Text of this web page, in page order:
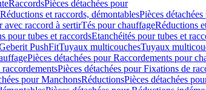
RaccordsPièces détachées pour
Réductions et raccords, démontablesPièces
avec raccord à sertirTés pour chauffageRéductions
pour tubes et raccordsEtanchéités pour tubes et
PushFitTuyaux multicouchesTuyaux
Pièces détachées pour Raccordements pour
Pièces détachées pour Fixations de
pour ManchonsRéductionsPièces détachées